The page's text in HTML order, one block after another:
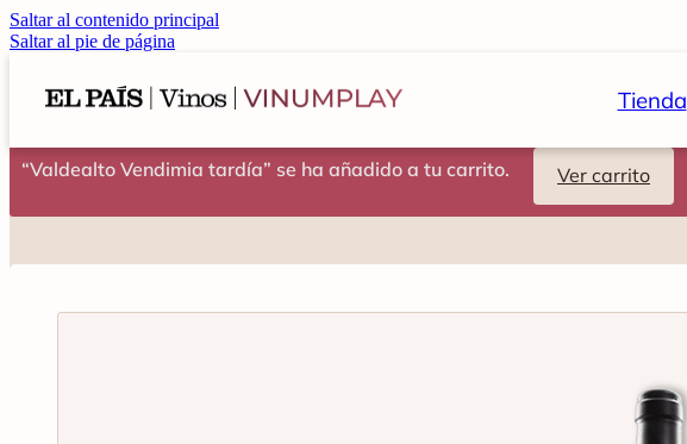
Saltar al contenido principal
Saltar al pie de página
Tienda
“Valdealto Vendimia tardía” se ha añadido a tu carrito. Ver carrito